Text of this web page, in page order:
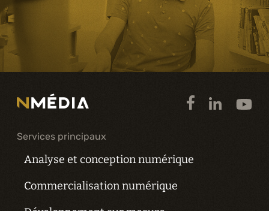
Services principaux
Analyse et conception numérique
Commercialisation numérique